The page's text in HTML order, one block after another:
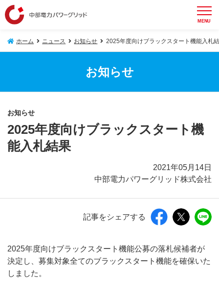
MENU
ホーム ニュース お知らせ 2025年度向けブラックスタート機能入札
お知らせ
お知らせ
2025年度向けブラックスタート機
能入札結果
2021年05月14日
中部電力パワーグリッド株式会社
記事をシェアする
2025年度向けブラックスタート機能公募の落札候補者が
決定し、募集対象全てのブラックスタート機能を確保いた
しました。